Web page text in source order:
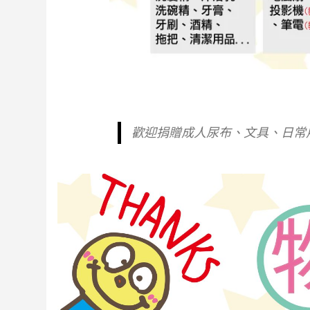
歡迎捐贈成人尿布、文具、日常